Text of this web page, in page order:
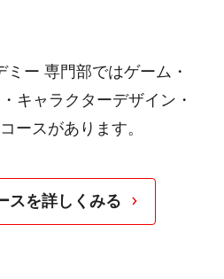
ー 専門部ではゲーム・
キャラクターデザイン・
ースがあります。
スを詳しくみる